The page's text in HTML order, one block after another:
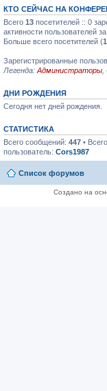
КТО СЕЙЧАС НА
Всего 13 посетителей :: 0
активности пользователей
Больше всего посетителей (
Зарегистрированные
Легенда: Администраторы
ДНИ РОЖДЕНИЯ
Сегодня нет дней рождения.
СТАТИСТИКА
Всего сообщений: 447 •
пользователь: Cors1987
Список форумов
Создано на